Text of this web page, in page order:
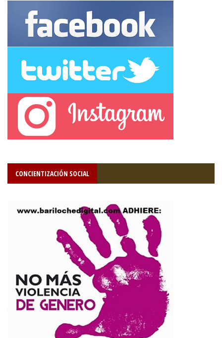
CONCIENTIZACIÓN SOCIAL